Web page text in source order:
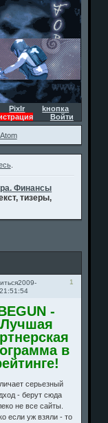
Pixlr
kнопка
Войти
Atom
.
Финансы
тизеры,
1
2009-
-
Лучшая
в
серьезный
- берут сюда
не все сайты.
если уж взяли - то